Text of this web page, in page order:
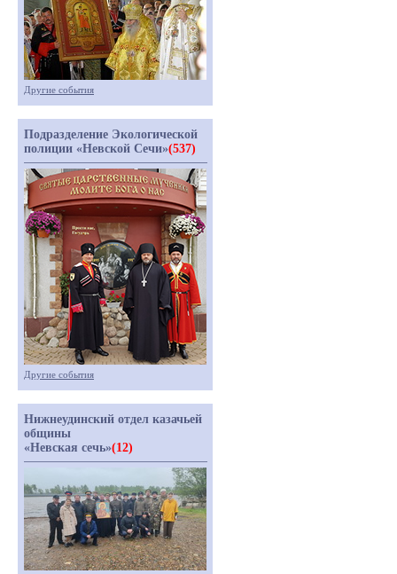
Другие события
Подразделение Экологической
полиции «Невской Сечи»(537)
Другие события
Нижнеудинский отдел казачьей
общины
«Невская сечь»(12)